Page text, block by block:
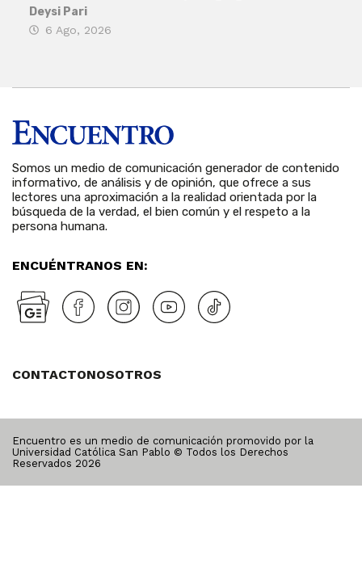
Deysi Pari
6 Ago, 2026
Somos un medio de comunicación generador de contenido
informativo, de análisis y de opinión, que ofrece a sus
lectores una aproximación a la realidad orientada por la
búsqueda de la verdad, el bien común y el respeto a la
persona humana.
ENCUÉNTRANOS EN:
CONTACTONOSOTROS
Encuentro es un medio de comunicación promovido por la
Universidad Católica San Pablo © Todos los Derechos
Reservados 2026